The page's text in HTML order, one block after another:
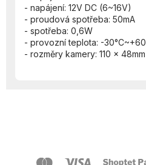
- napájení: 12V DC (6~16V)
- proudová spotřeba: 50mA
- spotřeba: 0,6W
- provozní teplota: -
- rozměry kamery: 110 x